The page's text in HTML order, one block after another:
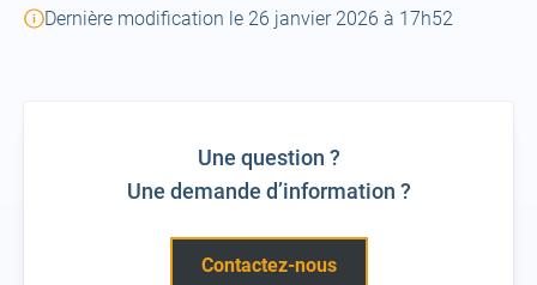
Dernière modification le 26 janvier 2026 à 17h52
Une question ?
Une demande d’information ?
Contactez-nous